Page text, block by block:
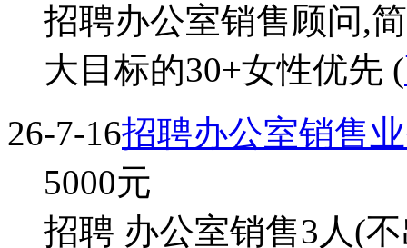
招聘办公室销售顾问,
大目标的30+女性优先 (
26-7-16招聘办公室销售
5000元
招聘 办公室销售3人(